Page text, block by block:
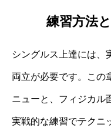
練習方法
シングルス上達には、
両立が必要です。この
ニューと、フィジカル
実戦的な練習でテクニ